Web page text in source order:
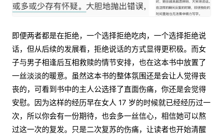
即便两者都是在拒绝，一个选择拒绝吃肉，一个选择拒绝说
话，但从后续的发展看，拒绝说话的方式显得更积极。而女
子与男子相逢后互相救赎的情节安排，也在这本书中放置了
一丝淡淡的暖意。虽然这本书的整体氛围还是会让人觉得丧
丧的，可看到书中的主人公选择了直面伤痛，你还是会觉得
安慰。因为这样的经历早在女人 17 岁的时候就已经经历过一
次，所以你会有一份期待，也会多一丝信心，相信她可以熬
过这一次的复发。只是二次复苏的伤痛，让读者也开始清醒